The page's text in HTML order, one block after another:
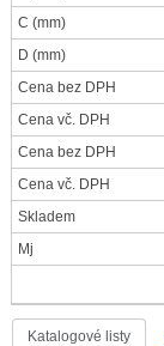
C (mm)
D (mm)
Cena bez DPH
Cena vč. DPH
Cena bez DPH
Cena vč. DPH
Skladem
Mj
Katalogové listy